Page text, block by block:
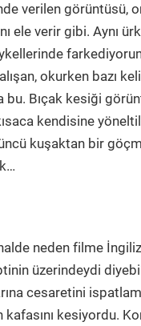
verilen görüntüsü,
ele verir gibi. Aynı
okurken bazı
Bıçak kesiği
kendisine
kuşaktan bir
neden filme
üzerindeydi
cesaretini
kesiyordu.